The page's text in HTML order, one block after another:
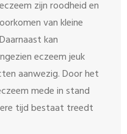
zijn roodheid en
van kleine
kan
eczeem jeuk
aanwezig. Door het
mede in stand
tijd bestaat treedt